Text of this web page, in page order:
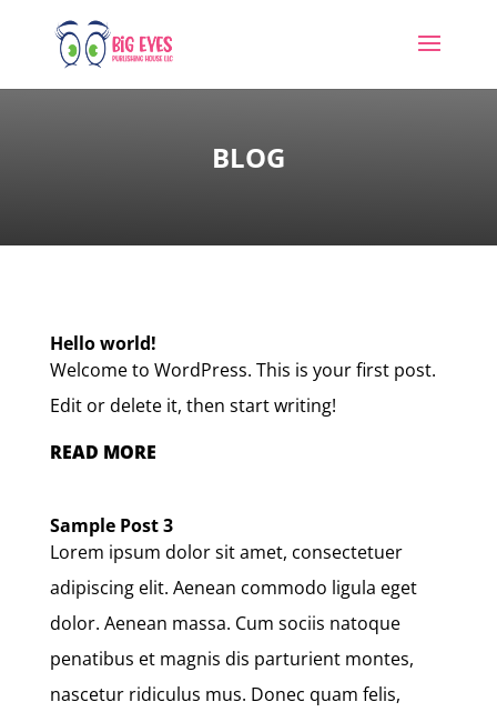
BLOG
Hello world!
Welcome to WordPress. This is your first post.
Edit or delete it, then start writing!
READ MORE
Sample Post 3
Lorem ipsum dolor sit amet, consectetuer
adipiscing elit. Aenean commodo ligula eget
dolor. Aenean massa. Cum sociis natoque
penatibus et magnis dis parturient montes,
nascetur ridiculus mus. Donec quam felis,